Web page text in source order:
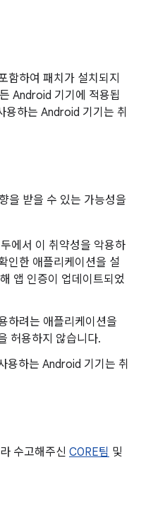
함하여 패치가 설치되지
Android 기기에 적용됩
용하는 Android 기기는 취
을 받을 수 있는 가능성을
에서 이 취약성을 악용하
인한 애플리케이션을 설
앱 인증이 업데이트되었
하려는 애플리케이션을
허용하지 않습니다.
용하는 Android 기기는 취
수고해주신 C0RE팀 및